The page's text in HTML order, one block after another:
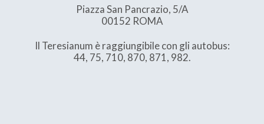
Piazza San Pancrazio, 5/A
00152 ROMA
Il Teresianum è raggiungibile con gli autobus:
44, 75, 710, 870, 871, 982.